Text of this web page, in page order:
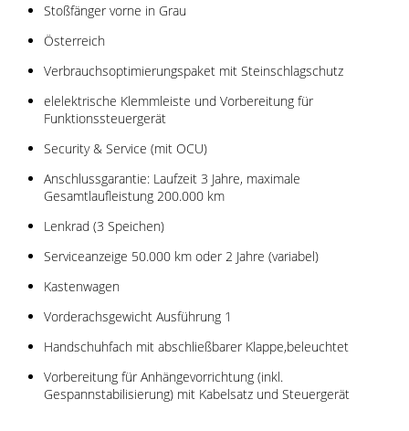
Stoßfänger vorne in Grau
Österreich
Verbrauchsoptimierungspaket mit Steinschlagschutz
elelektrische Klemmleiste und Vorbereitung für
Funktionssteuergerät
Security & Service (mit OCU)
Anschlussgarantie: Laufzeit 3 Jahre, maximale
Gesamtlaufleistung 200.000 km
Lenkrad (3 Speichen)
Serviceanzeige 50.000 km oder 2 Jahre (variabel)
Kastenwagen
Vorderachsgewicht Ausführung 1
Handschuhfach mit abschließbarer Klappe,beleuchtet
Vorbereitung für Anhängevorrichtung (inkl.
Gespannstabilisierung) mit Kabelsatz und Steuergerät